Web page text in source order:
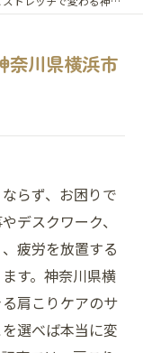
奈川県横浜市
らず、お困りで
デスクワーク、
疲労を放置する
す。神奈川県横
肩こりケアのサ
選べば本当に変